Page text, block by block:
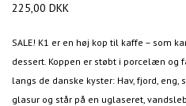
225,00 DKK
SALE! K1 er en høj kop til kaffe – som
dessert. Koppen er støbt i porcelæn og
langs de danske kyster: Hav, fjord, eng,
glasur og står på en uglaseret,